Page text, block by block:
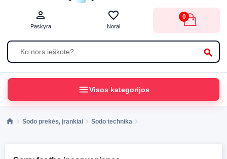
search
person_outline
Paskyra
favorite_border
Norai
0
menuVisos kategorijos
Sodo prekės, įrankiai Sodo technika